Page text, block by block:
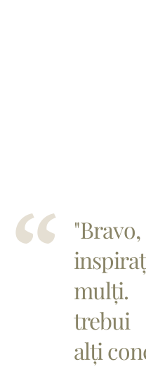
mulți.
trebui
alți